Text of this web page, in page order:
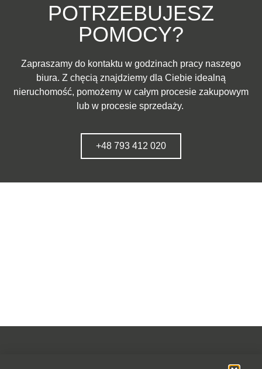
POTRZEBUJESZ
POMOCY?
Zapraszamy do kontaktu w godzinach pracy naszego
biura. Z chęcią znajdziemy dla Ciebie idealną
nieruchomość, pomożemy w całym procesie zakupowym
lub w procesie sprzedaży.
+48 793 412 020